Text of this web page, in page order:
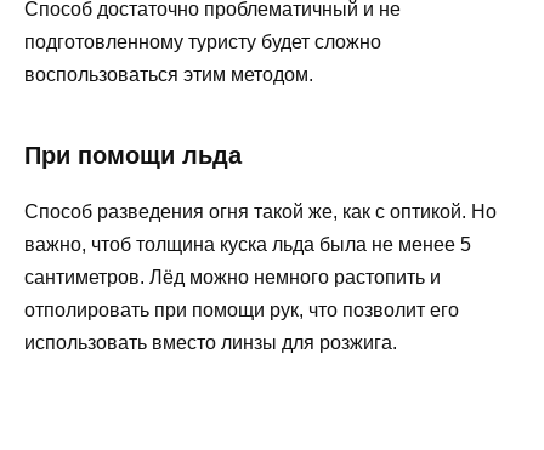
Способ достаточно проблематичный и не
подготовленному туристу будет сложно
воспользоваться этим методом.
При помощи льда
Способ разведения огня такой же, как с оптикой. Но
важно, чтоб толщина куска льда была не менее 5
сантиметров. Лёд можно немного растопить и
отполировать при помощи рук, что позволит его
использовать вместо линзы для розжига.